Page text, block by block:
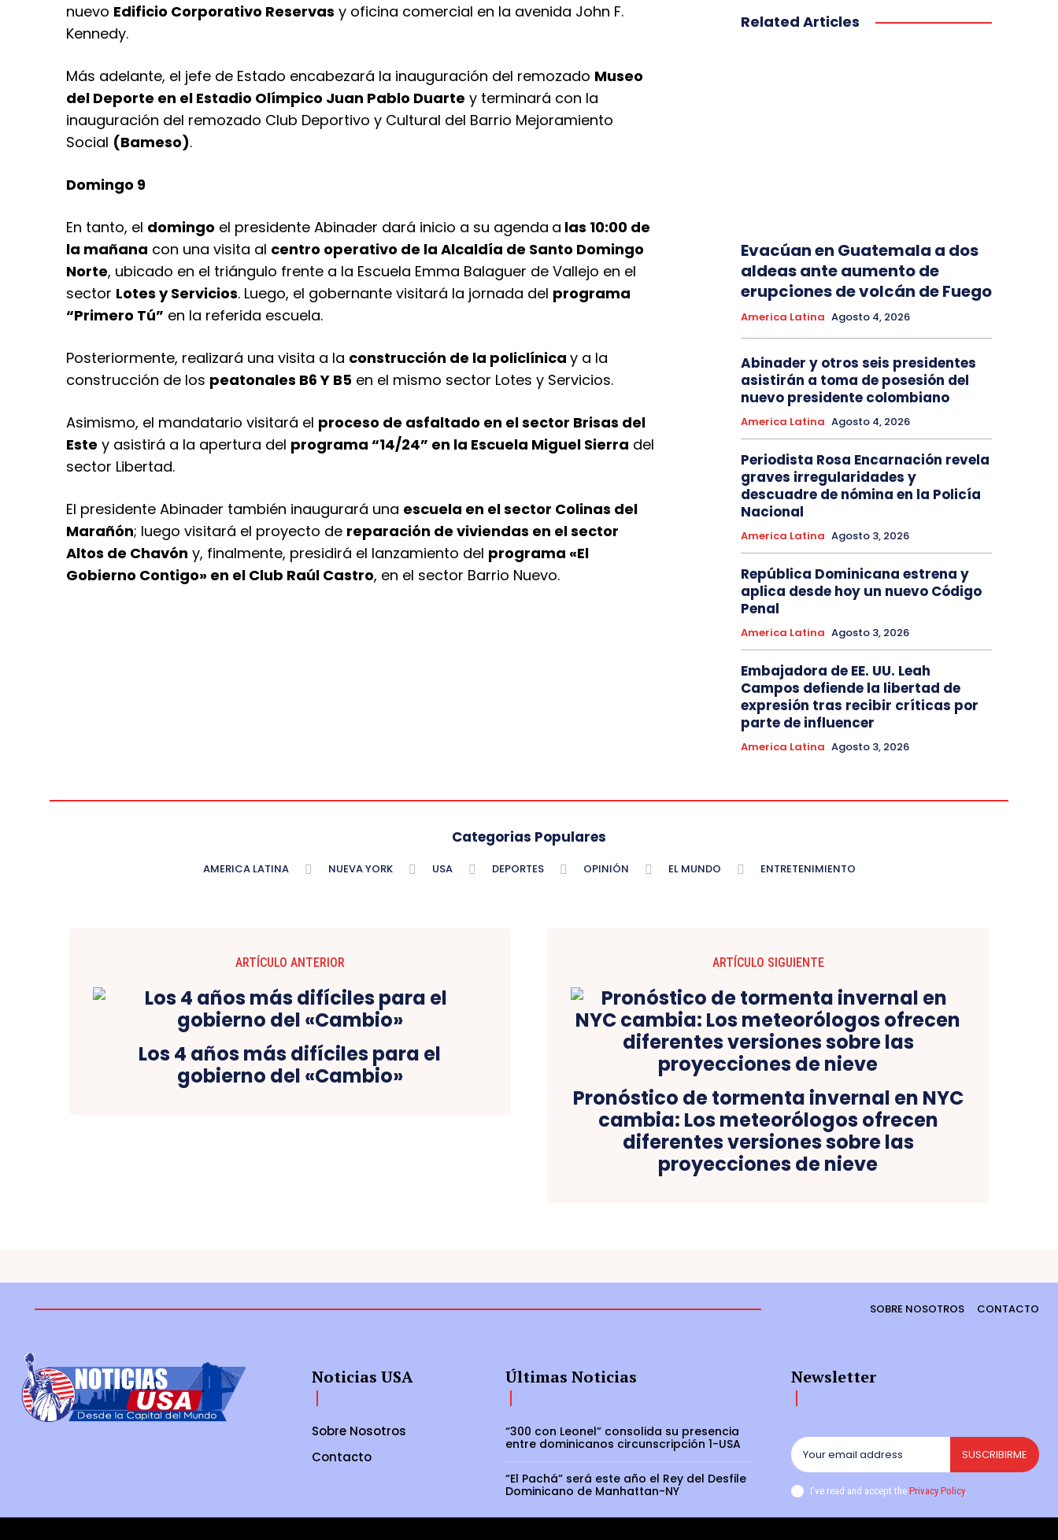
nuevo Edificio Corporativo Reservas y oficina comercial en la avenida John F.
Kennedy.
Más adelante, el jefe de Estado encabezará la inauguración del remozado Museo
del Deporte en el Estadio Olímpico Juan Pablo Duarte y terminará con la
inauguración del remozado Club Deportivo y Cultural del Barrio Mejoramiento
Social (Bameso).
Domingo 9
En tanto, el domingo el presidente Abinader dará inicio a su agenda a las 10:00 de
la mañana con una visita al centro operativo de la Alcaldía de Santo Domingo
Norte, ubicado en el triángulo frente a la Escuela Emma Balaguer de Vallejo en el
sector Lotes y Servicios. Luego, el gobernante visitará la jornada del programa
“Primero Tú” en la referida escuela.
Posteriormente, realizará una visita a la construcción de la policlínica y a la
construcción de los peatonales B6 Y B5 en el mismo sector Lotes y Servicios.
Asimismo, el mandatario visitará el proceso de asfaltado en el sector Brisas del
Este y asistirá a la apertura del programa “14/24” en la Escuela Miguel Sierra del
sector Libertad.
El presidente Abinader también inaugurará una escuela en el sector Colinas del
Marañón; luego visitará el proyecto de reparación de viviendas en el sector
Altos de Chavón y, finalmente, presidirá el lanzamiento del programa «El
Gobierno Contigo» en el Club Raúl Castro, en el sector Barrio Nuevo.
Related Articles
Evacúan en Guatemala a dos
aldeas ante aumento de
erupciones de volcán de Fuego
America Latina Agosto 4, 2026
Abinader y otros seis presidentes
asistirán a toma de posesión del
nuevo presidente colombiano
America Latina Agosto 4, 2026
Periodista Rosa Encarnación revela
graves irregularidades y
descuadre de nómina en la Policía
Nacional
America Latina Agosto 3, 2026
República Dominicana estrena y
aplica desde hoy un nuevo Código
Penal
America Latina Agosto 3, 2026
Embajadora de EE. UU. Leah
Campos defiende la libertad de
expresión tras recibir críticas por
parte de influencer
America Latina Agosto 3, 2026
Categorias Populares
AMERICA LATINA NUEVA YORK USA DEPORTES OPINIÓN EL MUNDO ENTRETENIMIENTO
ARTÍCULO ANTERIOR
Los 4 años más difíciles para el
gobierno del «Cambio»
ARTÍCULO SIGUIENTE
Pronóstico de tormenta invernal en NYC
cambia: Los meteorólogos ofrecen
diferentes versiones sobre las
proyecciones de nieve
SOBRE NOSOTROS CONTACTO
Noticias USA
Sobre Nosotros
Contacto
Últimas Noticias
“300 con Leonel” consolida su presencia
entre dominicanos circunscripción 1-USA
“El Pachá” será este año el Rey del Desfile
Dominicano de Manhattan-NY
Newsletter
SUSCRIBIRME
I've read and accept thePrivacy Policy.